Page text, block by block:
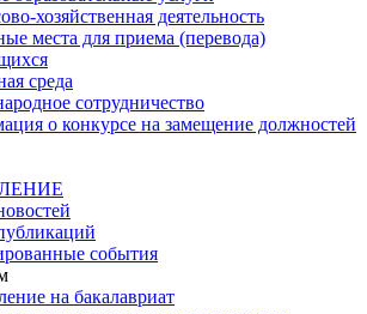
хозяйственная деятельность
места для приема (перевода)
среда
сотрудничество
о конкурсе на замещение должностей
события
на бакалавриат